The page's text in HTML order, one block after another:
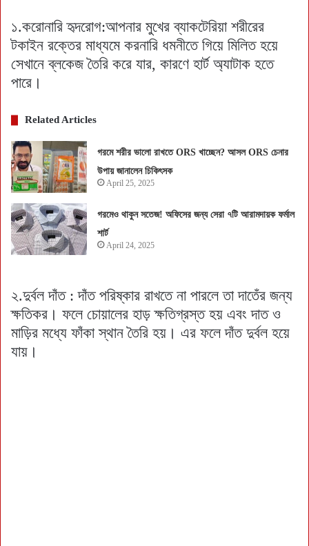
১.করোনারি হৃদরোগ:আপনার মুখের ব্যাকটেরিয়া শরীরের
টকাইন রক্তের মাধ্যমে করনারি ধমনীতে গিয়ে মিলিত হয়ে
সেখানে ব্লকেজ তৈরি করে যার, কারণে হার্ট অ্যাটাক হতে
পারে।
Related Articles
গরমে শরীর ভালো রাখতে ORS খাচ্ছেন? আসল ORS চেনার
উপায় জানালেন চিকিৎসক
April 25, 2025
গরমেও থাকুন সতেজ! অফিসের জন্য সেরা ৭টি আরামদায়ক ফর্মাল
শার্ট
April 24, 2025
২.দুর্বল দাঁত : দাঁত পরিষ্কার রাখতে না পারলে তা দাতেঁর জন্য
ক্ষতিকর। ফলে চোয়ালের হাড় ক্ষতিগ্রস্ত হয় এবং দাত ও
মাড়ির মধ্যে ফাঁকা স্থান তৈরি হয়। এর ফলে দাঁত দুর্বল হয়ে
যায়।